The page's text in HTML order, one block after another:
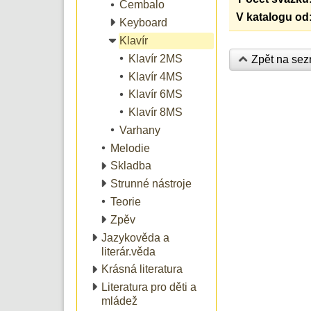
Cembalo
Keyboard
Klavír
Klavír 2MS
Klavír 4MS
Klavír 6MS
Klavír 8MS
Varhany
Melodie
Skladba
Strunné nástroje
Teorie
Zpěv
Jazykověda a
literár.věda
Krásná literatura
Literatura pro děti a
mládež
V katalogu od:
Zpět na